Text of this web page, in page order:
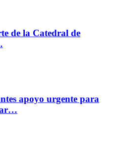
de la Catedral de
apoyo urgente para